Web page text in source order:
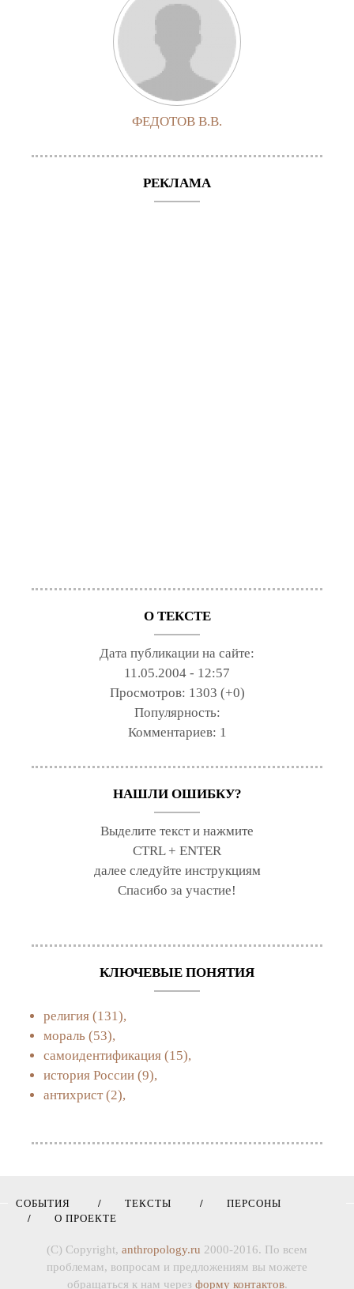
ФЕДОТОВ В.В.
РЕКЛАМА
О ТЕКСТЕ
Дата публикации на сайте:
11.05.2004 - 12:57
Просмотров: 1303 (+0)
Популярность:
Комментариев: 1
НАШЛИ ОШИБКУ?
Выделите текст и нажмите
CTRL + ENTER
далее следуйте инструкциям
Спасибо за участие!
КЛЮЧЕВЫЕ ПОНЯТИЯ
религия (131),
мораль (53),
самоидентификация (15),
история России (9),
антихрист (2),
СОБЫТИЯ ТЕКСТЫ
ПЕРСОНЫ
О ПРОЕКТЕ
(C) Copyright, anthropology.ru 2000-2016. По всем
проблемам, вопросам и предложениям вы можете
обращаться к нам через форму контактов.